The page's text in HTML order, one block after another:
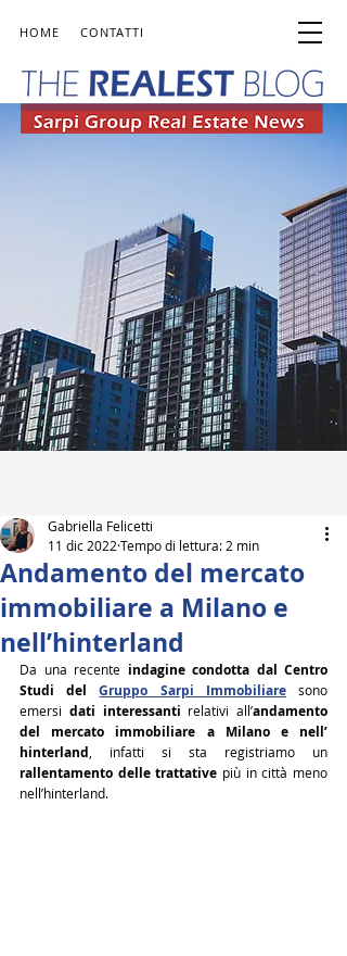
HOME CONTATTI
Andamento del mercato
immobiliare a Milano e
nell’hinterland
Gabriella Felicetti
11 dic 2022 Tempo di lettura: 2 min
Da una recente indagine condotta dal Centro
Studi del Gruppo Sarpi Immobiliare sono
emersi dati interessanti relativi all’andamento
del mercato immobiliare a Milano e nell’
hinterland
rallentamento delle trattative più in città meno
nell’hinterland.